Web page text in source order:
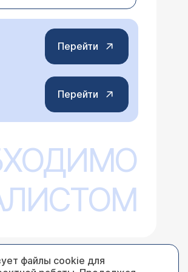
небольшая белая
Не знаю, стоматит
небольшой
С
лучше - в динамике...
Перейти
Перейти
файлы cookie для